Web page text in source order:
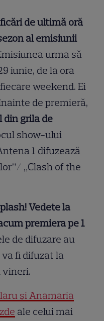
de ultimă oră
al emisiunii
urma să
iunie, de la ora
weekend. Ei
de premieră,
din grila de
show-ului
1 difuzează
„Clash of the
Vedete la
premiera pe 1
de difuzare au
fi difuzat la
vineri.
și Anamaria
ale celui mai